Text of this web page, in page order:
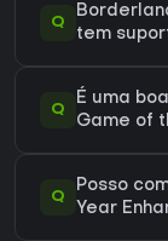
Q
tem
Q
É uma
Game of
Q
Posso
Year